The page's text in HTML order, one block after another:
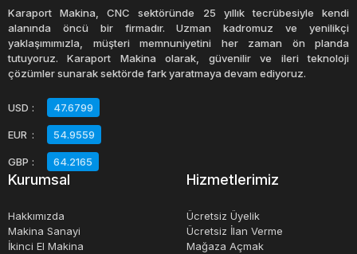
Karaport Makina, CNC sektöründe 25 yıllık tecrübesiyle kendi
alanında öncü bir firmadır. Uzman kadromuz ve yenilikçi
yaklaşımımızla, müşteri memnuniyetini her zaman ön planda
tutuyoruz. Karaport Makina olarak, güvenilir ve ileri teknoloji
çözümler sunarak sektörde fark yaratmaya devam ediyoruz.
USD : 47.6799
EUR : 54.9559
GBP : 64.2165
Kurumsal
Hakkımızda
Makina Sanayi
İkinci El Makina
Hizmetlerimiz
Ücretsiz Üyelik
Ücretsiz İlan Verme
Mağaza Açmak